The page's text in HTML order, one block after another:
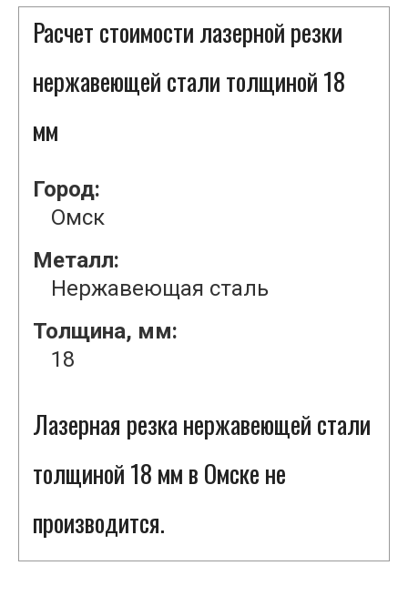
Расчет стоимости лазерной резки
нержавеющей стали толщиной 18
мм
Город:
Омск
Металл:
Нержавеющая сталь
Толщина, мм:
18
Лазерная резка нержавеющей стали
толщиной 18 мм в Омске не
производится.